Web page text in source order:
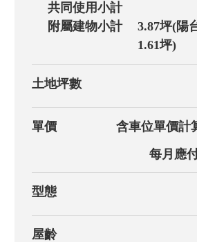
共同使用小計
附屬建物小計
3.87坪(陽
1.61坪)
土地坪數
單價 含車位單價計
每月應
型態
屋齡